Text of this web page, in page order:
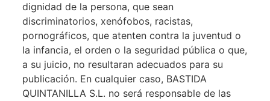
dignidad de la persona, que sean
discriminatorios, xenófobos, racistas,
pornográficos, que atenten contra la juventud o
la infancia, el orden o la seguridad pública o que,
a su juicio, no resultaran adecuados para su
publicación. En cualquier caso, BASTIDA
QUINTANILLA S.L. no será responsable de las